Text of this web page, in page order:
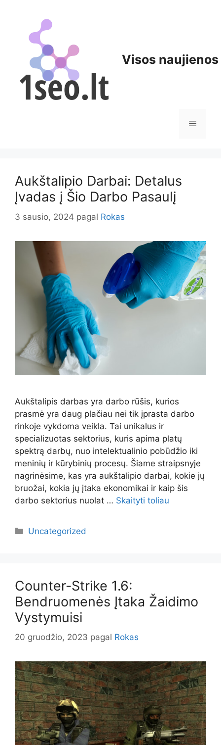
Visos
Meniu
Aukštalipio Darbai: Detalus
Įvadas į Šio Darbo Pasaulį
3 sausio, 2024 pagal Rokas
Aukštalipis darbas yra darbo rūšis, kurios
prasmė yra daug plačiau nei tik įprasta darbo
rinkoje vykdoma veikla. Tai unikalus ir
specializuotas sektorius, kuris apima platų
spektrą darbų, nuo intelektualinio pobūdžio iki
meninių ir kūrybinių procesų. Šiame straipsnyje
nagrinėsime, kas yra aukštalipio darbai, kokie jų
bruožai, kokia jų įtaka ekonomikai ir kaip šis
darbo sektorius nuolat … Skaityti toliau
Kategorijos
Uncategorized
Counter-Strike 1.6:
Bendruomenės Įtaka Žaidimo
Vystymuisi
20 gruodžio, 2023 pagal Rokas